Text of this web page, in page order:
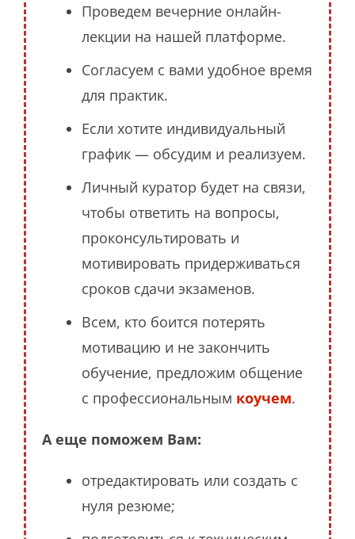
Проведем вечерние онлайн-
лекции на нашей платформе.
Согласуем с вами удобное время
для практик.
Если хотите индивидуальный
график — обсудим и реализуем.
Личный куратор будет на связи,
чтобы ответить на вопросы,
проконсультировать и
мотивировать придерживаться
сроков сдачи экзаменов.
Всем, кто боится потерять
мотивацию и не закончить
обучение, предложим общение
с профессиональным коучем.
А еще поможем Вам:
отредактировать или создать с
нуля резюме;